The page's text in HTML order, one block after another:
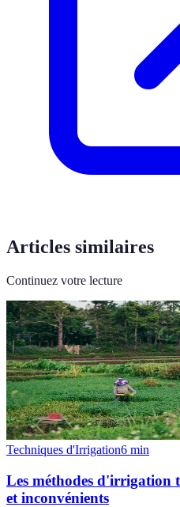
Articles similaires
Continuez votre lecture
Techniques d'Irrigation6 min
Les méthodes d'irrigation
et inconvénients